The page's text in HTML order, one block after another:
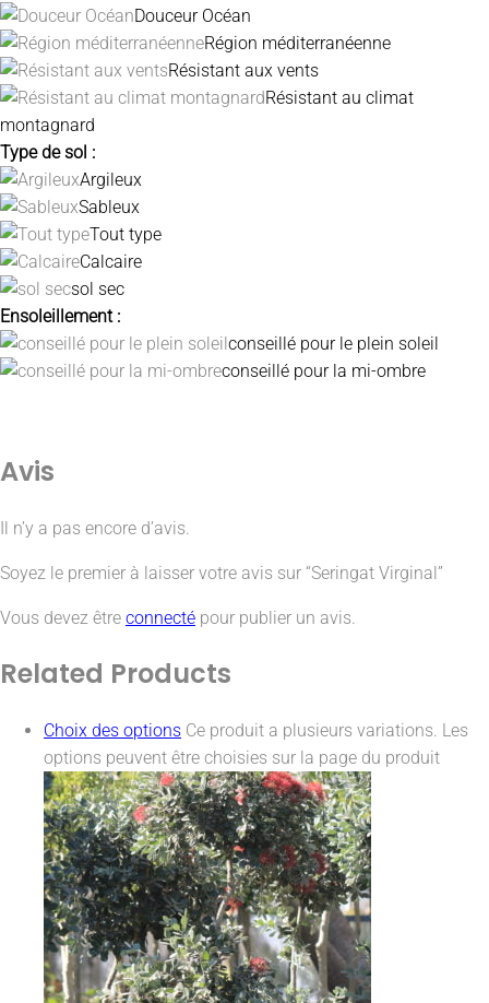
Douceur Océan
Région méditerranéenne
Résistant aux vents
Résistant au climat
montagnard
Type de sol :
Argileux
Sableux
Tout type
Calcaire
sol sec
Ensoleillement :
conseillé pour le plein soleil
conseillé pour la mi-ombre
Avis
Il n’y a pas encore d’avis.
Soyez le premier à laisser votre avis sur “Seringat Virginal”
Vous devez être connecté pour publier un avis.
Related Products
Choix des options Ce produit a plusieurs variations. Les
options peuvent être choisies sur la page du produit